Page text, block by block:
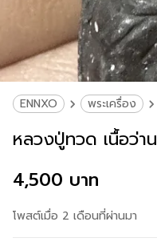
ENNXO พระเครื่อง
หลวงปู่ทวด เนื้อว่าน
4,500 บาท
โพสต์เมื่อ 2 เดือนที่ผ่านมา